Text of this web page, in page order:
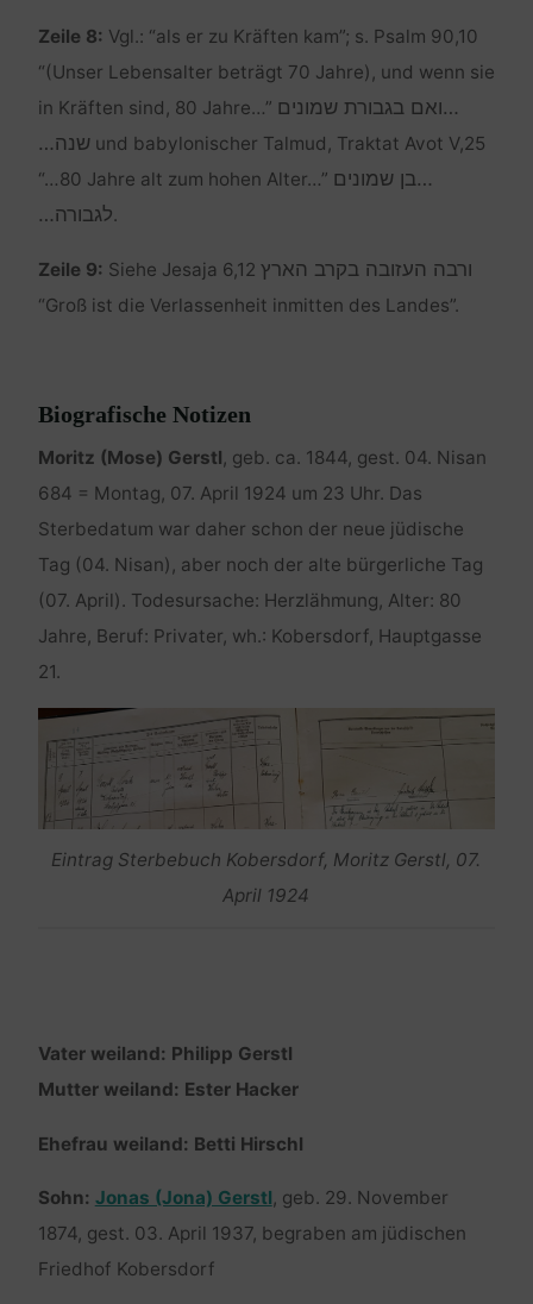
Zeile 8: Vgl.: “als er zu Kräften kam”; s. Psalm 90,10
“(Unser Lebensalter beträgt 70 Jahre), und wenn sie
in Kräften sind, 80 Jahre…” …ואם בגבורת שמונים
שנה…und babylonischer Talmud, Traktat Avot V,25
“…80 Jahre alt zum hohen Alter…” …בן שמונים
לגבורה….
Zeile 9: Siehe Jesaja 6,12 ורבה העזובה בקרב הארץ
“Groß ist die Verlassenheit inmitten des Landes”.
Biografische Notizen
Moritz (Mose) Gerstl, geb. ca. 1844, gest. 04. Nisan
684 = Montag, 07. April 1924 um 23 Uhr. Das
Sterbedatum war daher schon der neue jüdische
Tag (04. Nisan), aber noch der alte bürgerliche Tag
(07. April). Todesursache: Herzlähmung, Alter: 80
Jahre, Beruf: Privater, wh.: Kobersdorf, Hauptgasse
21.
Eintrag Sterbebuch Kobersdorf, Moritz Gerstl, 07.
April 1924
Vater weiland: Philipp Gerstl
Mutter weiland: Ester Hacker
Ehefrau weiland: Betti Hirschl
Sohn: Jonas (Jona) Gerstl, geb. 29. November
1874, gest. 03. April 1937, begraben am jüdischen
Friedhof Kobersdorf